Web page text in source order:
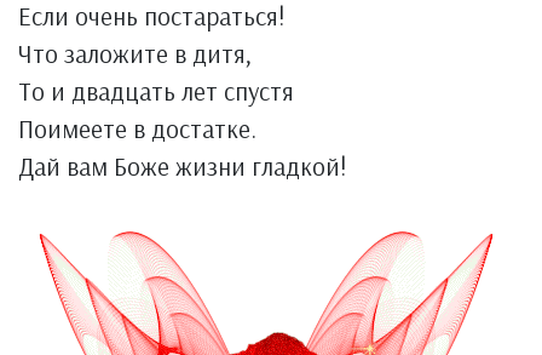
Если очень постараться!
Что заложите в дитя,
То и двадцать лет спустя
Поимеете в достатке.
Дай вам Боже жизни гладкой!